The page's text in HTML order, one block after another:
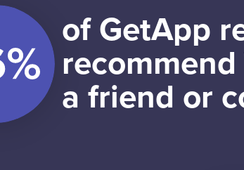
of GetApp
a friend or